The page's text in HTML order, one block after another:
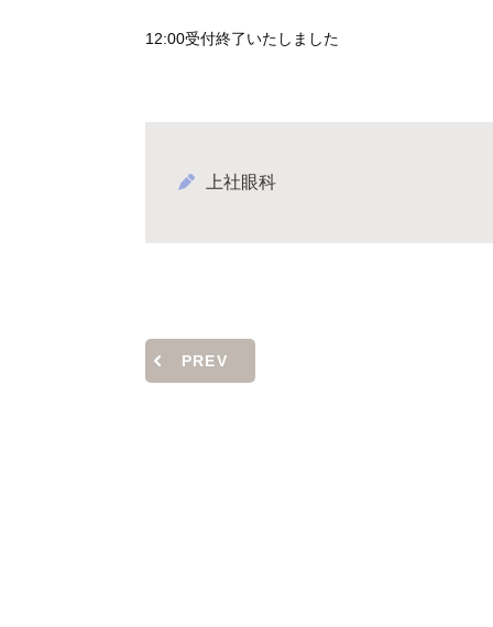
12:00受付終了いたしました
上社眼科
PREV